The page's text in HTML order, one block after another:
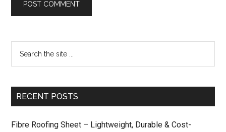
RECENT POSTS
Fibre Roofing Sheet – Lightweight, Durable & Cost-